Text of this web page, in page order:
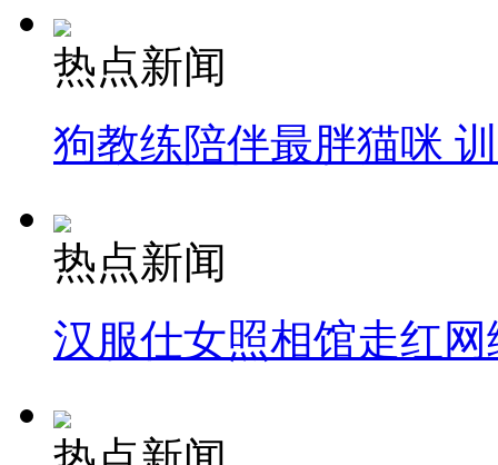
热点新闻
狗教练陪伴最胖猫咪
热点新闻
汉服仕女照相馆走红网